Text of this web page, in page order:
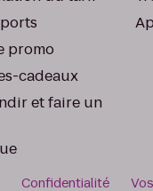
promo
cadeaux
et faire un
Confidentialité